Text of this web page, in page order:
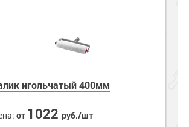
игольчатый 400мм
от 1022 руб./шт